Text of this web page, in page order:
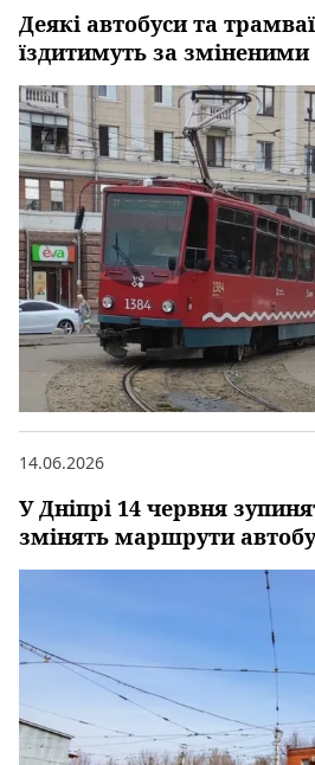
Деякі автобуси та
їздитимуть за
У Дніпрі 14 червня
змінять маршрути
14.06.2026